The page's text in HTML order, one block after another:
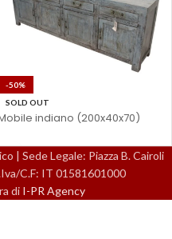
-50%
SOLD OUT
indiano (200x40x70)
| Sede Legale: Piazza B. Cairoli
C.F: IT 01581601000
di I-PR Agency